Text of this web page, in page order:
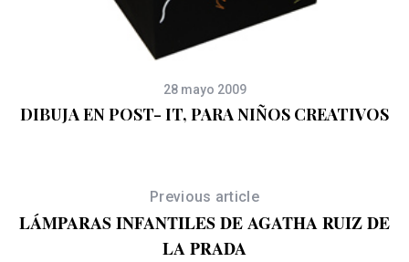
28 mayo 2009
DIBUJA EN POST- IT, PARA NIÑOS CREATIVOS
Previous article
LÁMPARAS INFANTILES DE AGATHA RUIZ DE
LA PRADA